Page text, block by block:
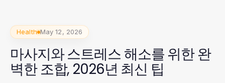
Health May 12, 2026
마사지와 스트레스 해소를 위한 완
벽한 조합, 2026년 최신 팁